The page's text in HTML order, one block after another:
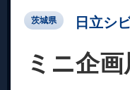
茨城県 日立シ
ミニ企